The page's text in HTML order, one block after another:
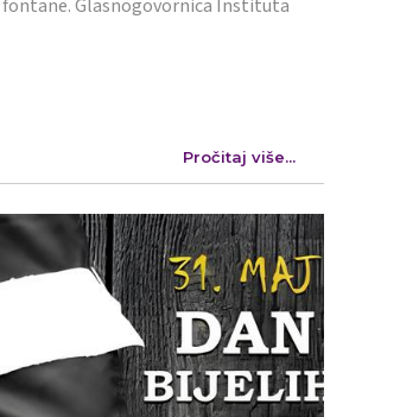
Glasnogovornica Instituta
Pročitaj više...